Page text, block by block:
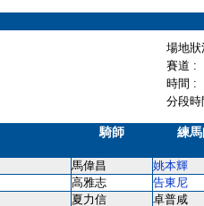
場地
賽道 :
時間 :
分段
騎師 練
馬偉昌 姚本輝
高雅志 告東尼
夏力信 卓普咸